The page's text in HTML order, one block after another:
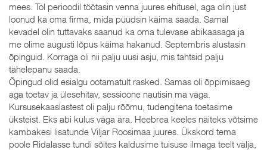
mees. Tol perioodil töötasin venna juures ehitusel, aga olin just
loonud ka oma firma, mida püüdsin käima saada. Samal
kevadel olin tuttavaks saanud ka oma tulevase abikaasaga ja
me olime augusti lõpus käima hakanud. Septembris alustasin
õpinguid. Korraga oli nii palju uusi asju, mis tahtsid palju
tähelepanu saada.
Õpingud olid esialgu ootamatult rasked. Samas oli õppimisaeg
aga toetav ja ülesehitav, sessioone nautisin ma väga.
Kursusekaaslastest oli palju rõõmu, tudengitena toetasime
üksteist. Eks abi kulus väga ära. Heebrea keeles näiteks võtsime
kambakesi lisatunde Viljar Roosimaa juures. Ükskord tema
poole Ridalasse tundi sõites kaldusime tuisuse ilmaga teelt välja,